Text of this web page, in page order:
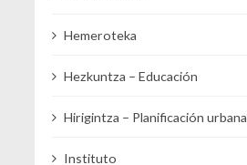
Hemeroteka
Hezkuntza – Educación
Hirigintza – Planificación urbana
Instituto